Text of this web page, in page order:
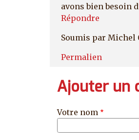
avons bien besoin
Répondre
Soumis par Michel
Permalien
Ajouter un
Votre nom